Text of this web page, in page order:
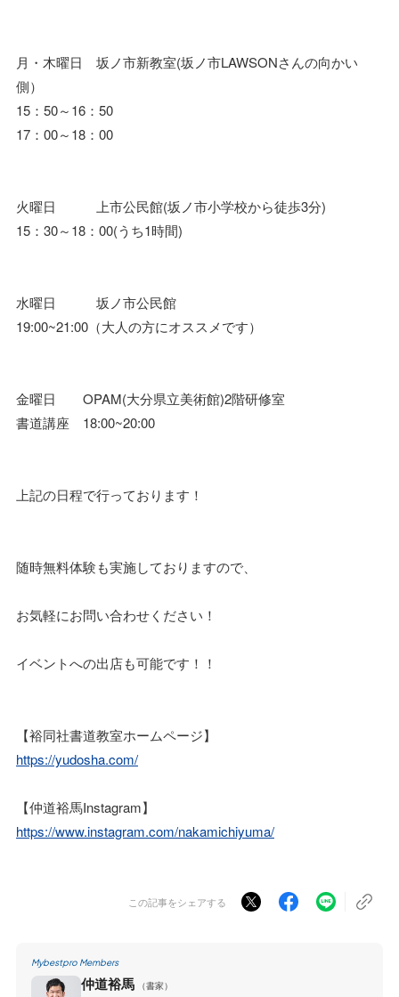
月・木曜日 坂ノ市新教室(坂ノ市LAWSONさんの向かい
側）
15：50～16：50
17：00～18：00
火曜日 上市公民館(坂ノ市小学校から徒歩3分)
15：30～18：00(うち1時間)
水曜日 坂ノ市公民館
19:00~21:00（大人の方にオススメです）
金曜日 OPAM(大分県立美術館)2階研修室
書道講座 18:00~20:00
上記の日程で行っております！
随時無料体験も実施しておりますので、
お気軽にお問い合わせください！
イベントへの出店も可能です！！
【裕同社書道教室ホームページ】
https://yudosha.com/
【仲道裕馬Instagram】
https://www.instagram.com/nakamichiyuma/
この記事をシェアする
Mybestpro Members
仲道裕馬 （書家）